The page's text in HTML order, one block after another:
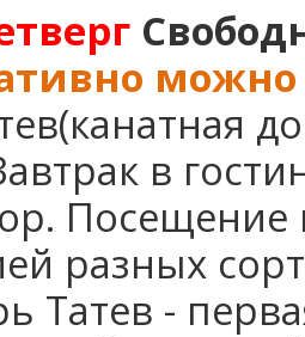
можно
в
Посещение
разных
Татев -